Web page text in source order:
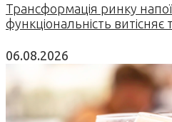
Трансформація ринку
функціональність
06.08.2026